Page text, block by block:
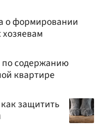
о формировании
по содержанию
квартире
защитить